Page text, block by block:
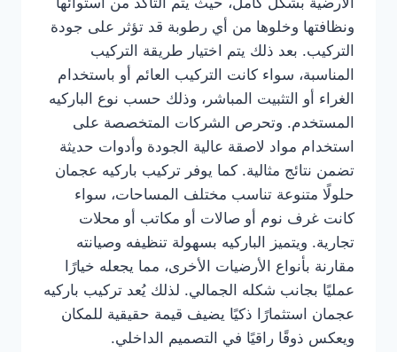
ونظافتها وخلوها من أي رطوبة قد تؤثر على جودة
التركيب. بعد ذلك يتم اختيار طريقة التركيب
المناسبة، سواء كانت التركيب العائم أو باستخدام
الغراء أو التثبيت المباشر، وذلك حسب نوع الباركيه
المستخدم. وتحرص الشركات المتخصصة على
استخدام مواد لاصقة عالية الجودة وأدوات حديثة
تضمن نتائج مثالية. كما يوفر تركيب باركيه عجمان
حلولًا متنوعة تناسب مختلف المساحات، سواء
كانت غرف نوم أو صالات أو مكاتب أو محلات
تجارية. ويتميز الباركيه بسهولة تنظيفه وصيانته
مقارنة بأنواع الأرضيات الأخرى، مما يجعله خيارًا
عمليًا بجانب شكله الجمالي. لذلك يُعد تركيب باركيه
عجمان استثمارًا ذكيًا يضيف قيمة حقيقية للمكان
ويعكس ذوقًا راقيًا في التصميم الداخلي.